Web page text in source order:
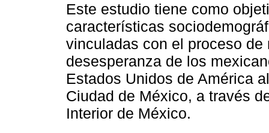
Este estudio tiene como
características
vinculadas con el proceso
desesperanza de los
Estados Unidos de América
Ciudad de México, a través
Interior de México.